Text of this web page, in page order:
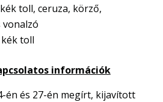
toll, ceruza, körző,
vonalzó
toll
információk
én és 27-én megírt, kijavított